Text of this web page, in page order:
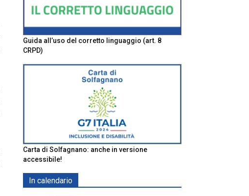
Guida all’uso del corretto linguaggio (art. 8
CRPD)
Carta di Solfagnano: anche in versione
accessibile!
In calendario